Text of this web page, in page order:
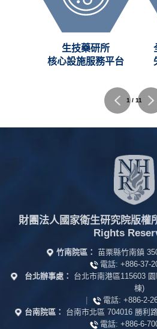
生技藥研所
核心設施服務平台
1 / 11
財團法人國家衛生研究院版權
Rights
竹南院區： 苗栗縣竹南鎮
電話: +886-37-
台北辦事處：
台北市南港區115603
棟)
|
電話: +886-2-
台南院區：
台南市北區 704016 勝利
電話: +886-6-